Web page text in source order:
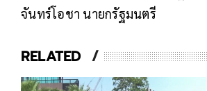
จันทร์โอชา นายกรัฐมนตรี
RELATED